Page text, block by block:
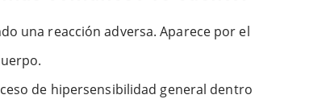
una reacción adversa. Aparece por el
de hipersensibilidad general dentro